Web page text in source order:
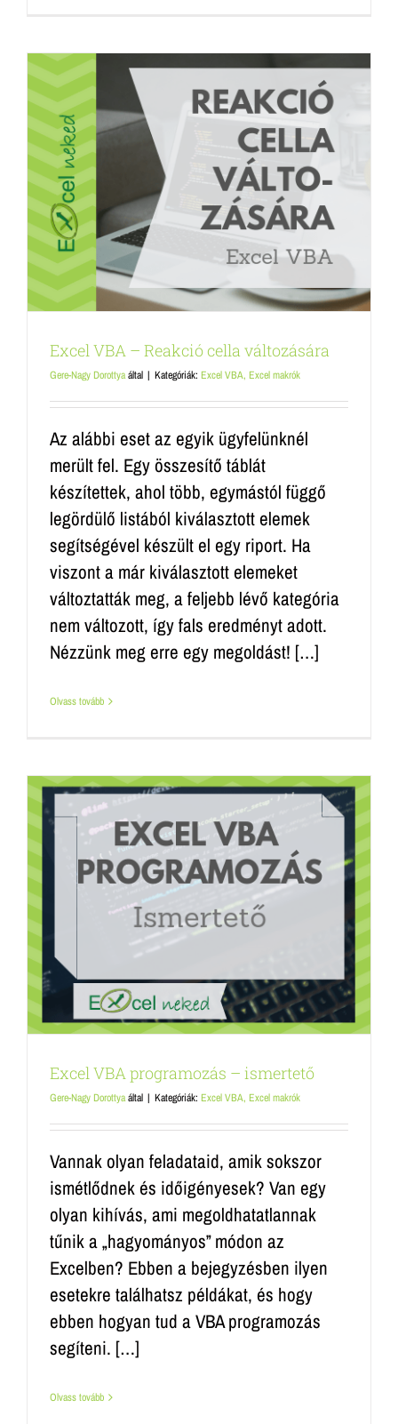
Excel VBA – Reakció cella változására
Gere-Nagy Dorottyaáltal | Kategóriák: Excel VBA, Excel makrók
Az alábbi eset az egyik ügyfelünknél
merült fel. Egy összesítő táblát
készítettek, ahol több, egymástól függő
legördülő listából kiválasztott elemek
segítségével készült el egy riport. Ha
viszont a már kiválasztott elemeket
változtatták meg, a feljebb lévő kategória
nem változott, így fals eredményt adott.
Nézzünk meg erre egy megoldást! […]
Olvass tovább
Excel VBA programozás – ismertető
Gere-Nagy Dorottyaáltal | Kategóriák: Excel VBA, Excel makrók
Vannak olyan feladataid, amik sokszor
ismétlődnek és időigényesek? Van egy
olyan kihívás, ami megoldhatatlannak
tűnik a „hagyományos” módon az
Excelben? Ebben a bejegyzésben ilyen
esetekre találhatsz példákat, és hogy
ebben hogyan tud a VBA programozás
segíteni. […]
Olvass tovább